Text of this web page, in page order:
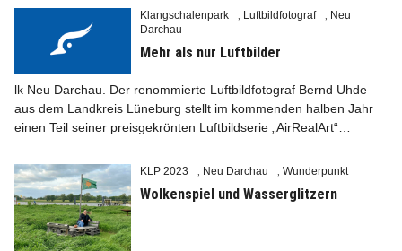
Klangschalenpark Luftbildfotograf
Neu
Darchau
Mehr als nur Luftbilder
lk Neu Darchau. Der renommierte Luftbildfotograf Bernd Uhde
aus dem Landkreis Lüneburg stellt im kommenden halben Jahr
einen Teil seiner preisgekrönten Luftbildserie „Air­RealArt“…
KLP 2023 Neu Darchau ,Wunderpunkt
Wolkenspiel und Wasserglitzern